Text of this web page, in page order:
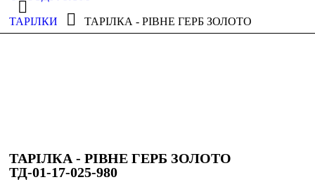
ТАРІЛКИ ТАРІЛКА - РІВНЕ ГЕРБ ЗОЛОТО
ТАРІЛКА - РІВНЕ ГЕРБ ЗОЛОТО
ТД-01-17-025-980